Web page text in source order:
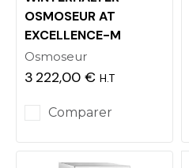
OSMOSEUR AT
EXCELLENCE-M
Osmoseur
3 222,00 € H.T
Comparer